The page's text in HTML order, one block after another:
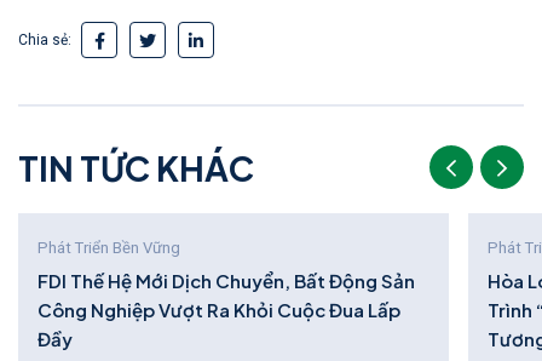
Chia sẻ:
TIN TỨC KHÁC
Phát Triển Bền Vững
FDI Thế Hệ Mới Dịch Chuyển, Bất Động Sản
Công Nghiệp Vượt Ra Khỏi Cuộc Đua Lấp
Đầy
Phát
Hòa
Trình